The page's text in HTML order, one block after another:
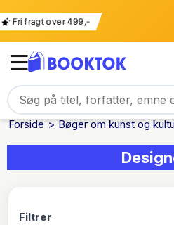
Fri fragt over 499,-
Forside Bøger om kunst og
Filtrer